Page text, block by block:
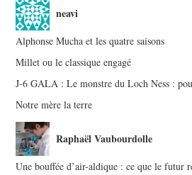
neavi
Alphonse Mucha et les quatre saisons
Millet ou le classique engagé
J-6 GALA : Le monstre du Loch Ness :
Notre mère la terre
Raphaël Vaubourdolle
Une bouffée d’air-aldique : ce que le futur